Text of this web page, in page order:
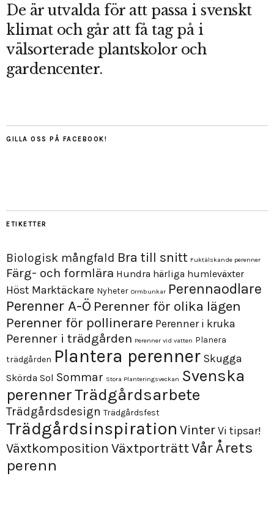
De är utvalda för att passa i svenskt
klimat och går att få tag på i
välsorterade plantskolor och
gardencenter.
GILLA OSS PÅ FACEBOOK!
ETIKETTER
Biologisk mångfald Bra till snitt Fuktälskande perenner
Färg- och formlära Hundra härliga humleväxter
Höst Marktäckare Nyheter Ormbunkar Perennaodlare
Perenner A-Ö Perenner för olika lägen
Perenner för pollinerare Perenner i kruka
Perenner i trädgården Perenner vid vatten Planera
trädgården Plantera perenner Skugga
Skörda Sol Sommar Stora Planteringsveckan Svenska
perennerTrädgårdsarbete
Trädgårdsdesign Trädgårdsfest
Trädgårdsinspiration VinterVi tipsar!
Växtkomposition VäxtporträttVårÅrets
perenn